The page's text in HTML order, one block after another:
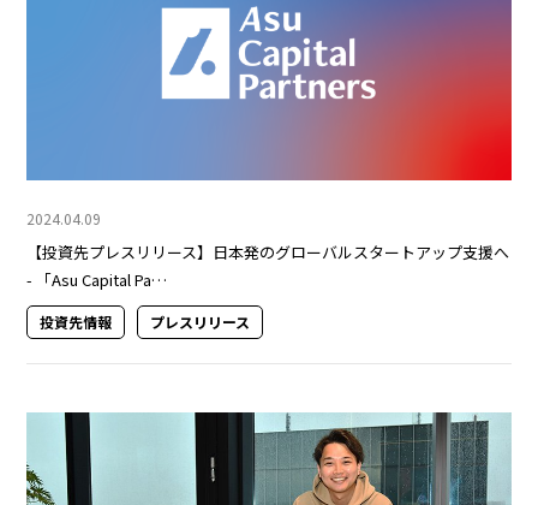
2024.04.09
【投資先プレスリリース】日本発のグローバルスタートアップ支援へ
- 「Asu Capital Pa…
投資先情報 プレスリリース